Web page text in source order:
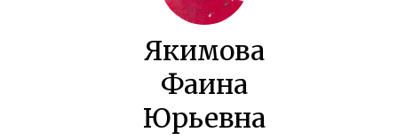
Якимова
Фаина
Юрьевна